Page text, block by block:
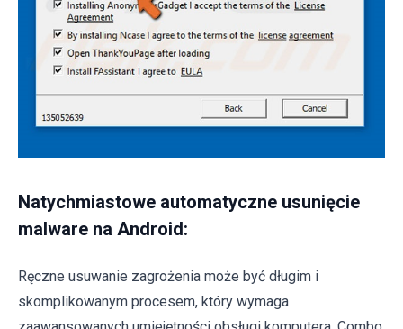
Natychmiastowe automatyczne usunięcie
malware na Android:
Ręczne usuwanie zagrożenia może być długim i
skomplikowanym procesem, który wymaga